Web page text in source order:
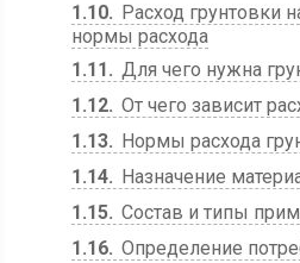
1.10
Расход грунтовки
нормы расхода
1.11
Для чего нужна
1.12 От чего зависит
1.13
Нормы расхода
1.14
Назначение
1.15 Состав и типы
1.16 Определение